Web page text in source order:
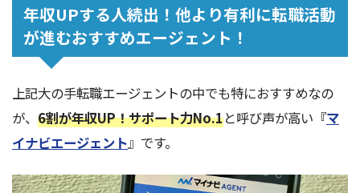
年収UPする人続出！他より有利に転職活動
が進むおすすめエージェント！
上記大の手転職エージェントの中でも特におすすめなの
が、 6割が年収UP！サポート力No.1と呼び声が高い『マ
イナビエージェント』です。